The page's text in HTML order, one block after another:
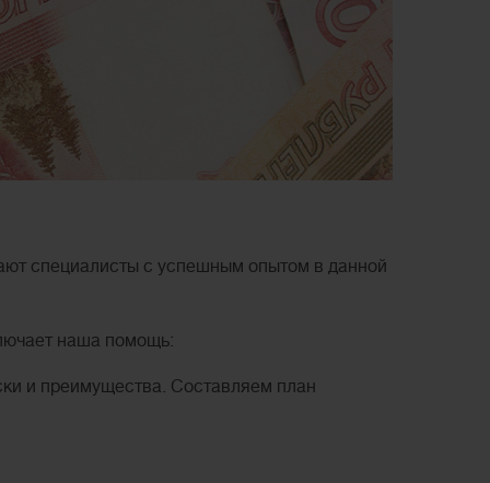
специалисты с успешным опытом в данной
наша помощь:
и преимущества. Составляем план